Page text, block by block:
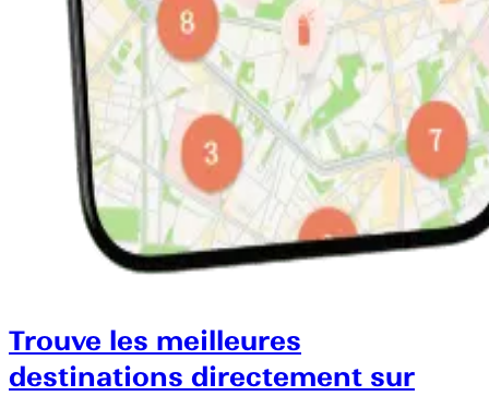
Trouve les meilleures
destinations directement sur